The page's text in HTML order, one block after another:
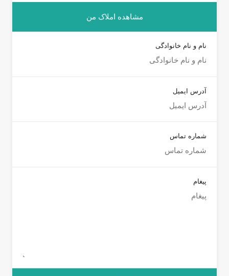
مشاهده املاک من
نام و نام خانوادگی
آدرس ایمیل
شماره تماس
پیغام